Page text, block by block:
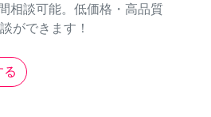
相談可能。低価格・高品質
ができます！
る